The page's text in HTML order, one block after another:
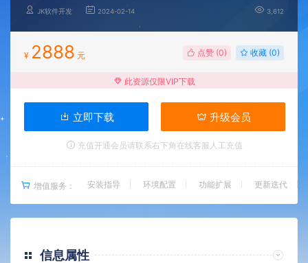
JK软件开发 2024-02-14 3,612
¥ 2888 元 点赞 (0) 收藏 (0)
此资源仅限VIP下载
立即下载 升级会员
充值开通会员请联系右下角在线客服人工充值
增值服务： 安装指导 环境配置 功能扩展 更新迭代
信息属性